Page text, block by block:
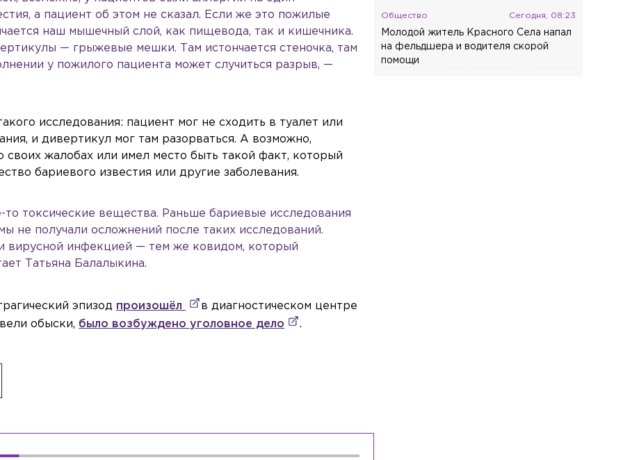
а пациент об этом не сказал. Если же это пожилые
наш мышечный слой, как пищевода, так и кишечника.
— грыжевые мешки. Там истончается стеночка, там
у пожилого пациента может случиться разрыв, —
исследования: пациент мог не сходить в туалет или
и дивертикул мог там разорваться. А возможно,
своих жалобах или имел место быть такой факт, который
бариевого известия или другие заболевания.
токсические вещества. Раньше бариевые исследования
не получали осложнений после таких исследований.
вирусной инфекцией — тем же ковидом, который
Татьяна Балалыкина.
эпизод произошёл
в диагностическом центре
обыски, было возбуждено уголовное дело .
Общество Сегодня, 08:23
Молодой житель Красного Села напал
на фельдшера и водителя скорой
помощи